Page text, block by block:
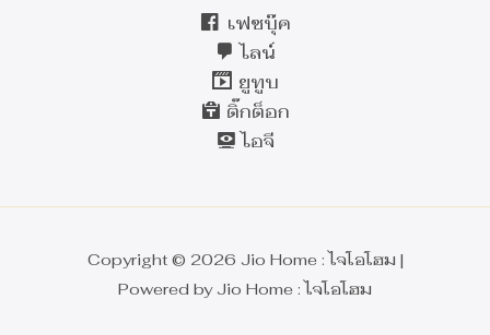
เฟซบุ๊ค
ไลน์
ยูทูบ
ติ๊กต็อก
ไอจี
Copyright © 2026 Jio Home : ไจโอโฮม |
Powered by Jio Home : ไจโอโฮม